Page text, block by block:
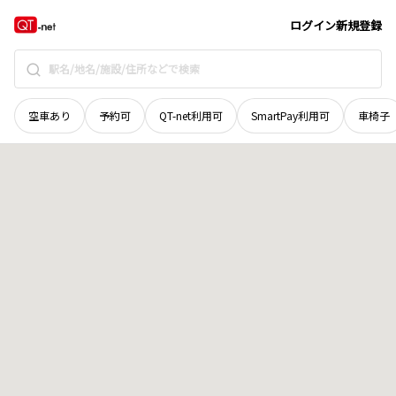
ログイン新規登録
空車あり 予約可 QT-net利用可 SmartPay利用可 車椅子
宮城県